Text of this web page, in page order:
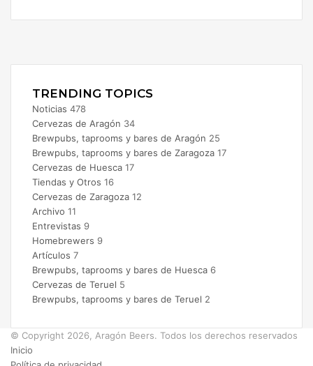
TRENDING TOPICS
Noticias 478
Cervezas de Aragón 34
Brewpubs, taprooms y bares de Aragón 25
Brewpubs, taprooms y bares de Zaragoza 17
Cervezas de Huesca 17
Tiendas y Otros 16
Cervezas de Zaragoza 12
Archivo 11
Entrevistas 9
Homebrewers 9
Artículos 7
Brewpubs, taprooms y bares de Huesca 6
Cervezas de Teruel 5
Brewpubs, taprooms y bares de Teruel 2
© Copyright 2026, Aragón Beers. Todos los derechos reservados
Inicio